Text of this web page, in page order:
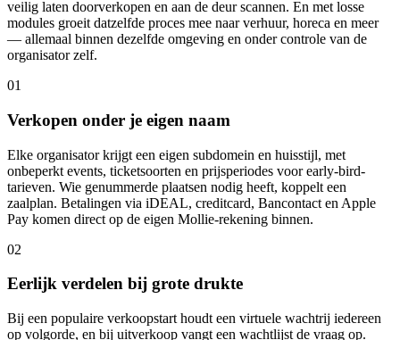
veilig laten doorverkopen en aan de deur scannen. En met losse
modules groeit datzelfde proces mee naar verhuur, horeca en meer
— allemaal binnen dezelfde omgeving en onder controle van de
organisator zelf.
01
Verkopen onder je eigen naam
Elke organisator krijgt een eigen subdomein en huisstijl, met
onbeperkt events, ticketsoorten en prijsperiodes voor early-bird-
tarieven. Wie genummerde plaatsen nodig heeft, koppelt een
zaalplan. Betalingen via iDEAL, creditcard, Bancontact en Apple
Pay komen direct op de eigen Mollie-rekening binnen.
02
Eerlijk verdelen bij grote drukte
Bij een populaire verkoopstart houdt een virtuele wachtrij iedereen
op volgorde, en bij uitverkoop vangt een wachtlijst de vraag op.